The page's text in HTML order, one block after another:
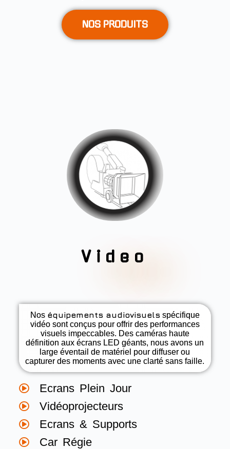
NOS PRODUITS
Video
Nos équipements audiovisuels spécifique
vidéo sont conçus pour offrir des performances
visuels impeccables. Des caméras haute
définition aux écrans LED géants, nous avons un
large éventail de matériel pour diffuser ou
capturer des moments avec une clarté sans faille.
Ecrans Plein Jour
Vidéoprojecteurs
Ecrans & Supports
Car Régie